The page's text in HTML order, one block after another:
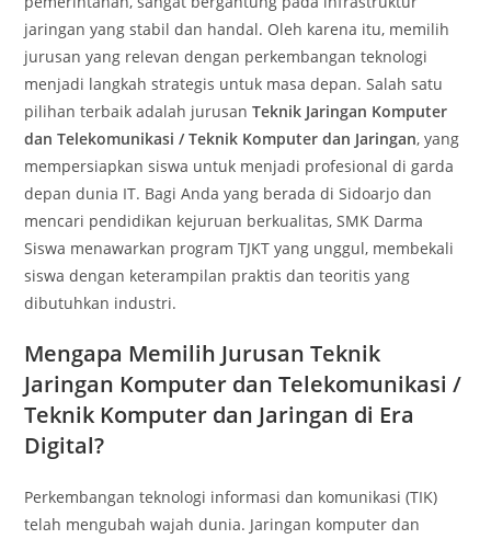
jaringan yang stabil dan handal. Oleh karena itu, memilih
jurusan yang relevan dengan perkembangan teknologi
menjadi langkah strategis untuk masa depan. Salah satu
pilihan terbaik adalah jurusanTeknik Jaringan Komputer
dan Telekomunikasi / Teknik Komputer dan Jaringan, yang
mempersiapkan siswa untuk menjadi profesional di garda
depan dunia IT. Bagi Anda yang berada di Sidoarjo dan
mencari pendidikan kejuruan berkualitas, SMK Darma
Siswa menawarkan program TJKT yang unggul, membekali
siswa dengan keterampilan praktis dan teoritis yang
dibutuhkan industri.
Mengapa Memilih Jurusan Teknik
Jaringan Komputer dan Telekomunikasi /
Teknik Komputer dan Jaringan di Era
Digital?
Perkembangan teknologi informasi dan komunikasi (TIK)
telah mengubah wajah dunia. Jaringan komputer dan